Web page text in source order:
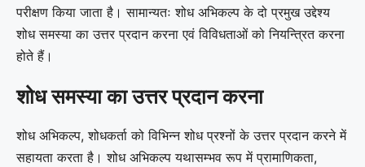
परीक्षण किया जाता है। सामान्यतः शोध अभिकल्प के दो प्रमुख उद्देश्य
शोध समस्या का उत्तर प्रदान करना एवं विविधताओं को नियन्त्रित करना
होते हैं।
शोध समस्या का उत्तर प्रदान करना
शोध अभिकल्प, शोधकर्ता को विभिन्न शोध प्रश्नों के उत्तर प्रदान करने में
सहायता करता है। शोध अभिकल्प यथासम्भव रूप में प्रामाणिकता,